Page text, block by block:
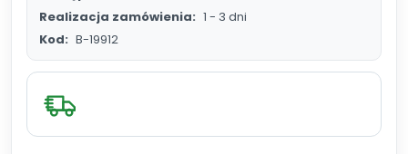
Realizacja zamówienia: 1 - 3 dni
Kod: B-19912